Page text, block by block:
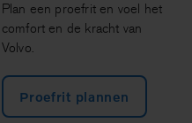
Plan een proefrit en voel het
comfort en de kracht van
Volvo.
Proefrit plannen